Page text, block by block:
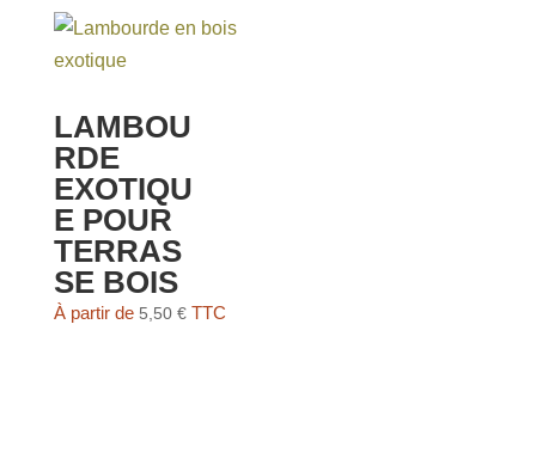
LAMBOU
RDE
EXOTIQU
E POUR
TERRAS
SE BOIS
À partir de 5,50 € TTC